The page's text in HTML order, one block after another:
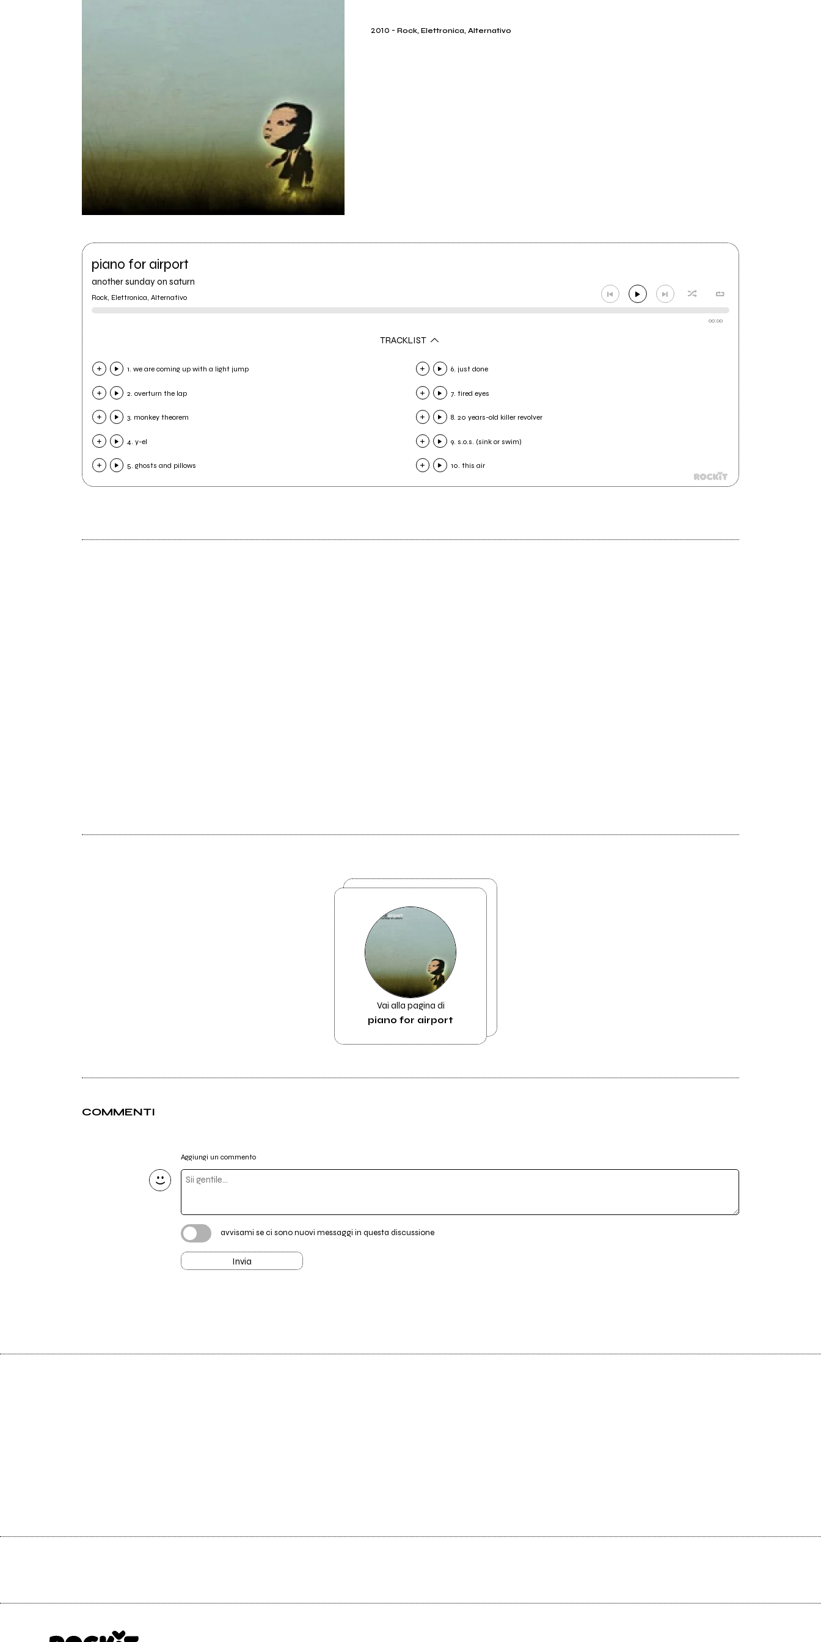
2010 -Rock, Elettronica, Alternativo
piano for airport
another sunday on saturn
Rock, Elettronica, Alternativo
00:00
TRACKLIST
1. we are coming up with a light jump
2. overturn the lap
3. monkey theorem
4. y-el
5. ghosts and pillows
6. just done
7. tired eyes
8. 20 years-old killer revolver
9. s.o.s. (sink or swim)
10. this air
Vai alla pagina di
piano for airport
COMMENTI
Aggiungi un commento
avvisami se ci sono nuovi messaggi in questa discussione
Invia